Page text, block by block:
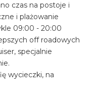
czas na postoje i
i plażowanie
09:00 - 20:00
off roadowych
specjalnie
wycieczki, na